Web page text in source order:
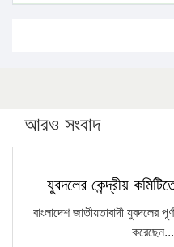
সারা দেশে বজ্রাঘাতে ১৪ জনের
ফরিদগঞ্জে আগুনে পুড়লো ৬
আরও সংবাদ
যুবদলের কেন্দ্রীয়
বাংলাদেশ জাতীয়তাবাদী যুবদলের
করেছেন...